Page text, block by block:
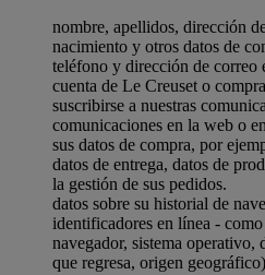
nombre, apellidos, dirección
nacimiento y otros datos de
teléfono y dirección de correo
cuenta de Le Creuset o
suscribirse a nuestras
comunicaciones en la web o
sus datos de compra, por
datos de entrega, datos de
la gestión de sus pedidos.
datos sobre su historial de
identificadores en línea -
navegador, sistema
que regresa, origen